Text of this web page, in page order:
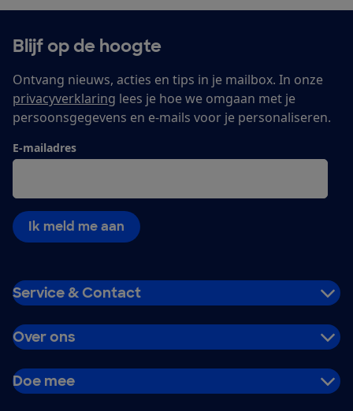
Blijf op de hoogte
Ontvang nieuws, acties en tips in je mailbox. In onze
privacyverklaring lees je hoe we omgaan met je
persoonsgegevens en e-mails voor je personaliseren.
E-mailadres
Ik meld me aan
Service & Contact
Over ons
Doe mee